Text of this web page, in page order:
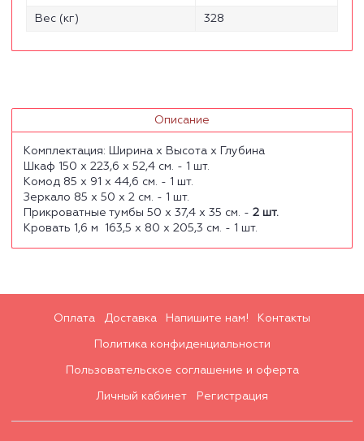
Вес (кг) 328
Описание
Комплектация: Ширина х Высота х Глубина
Шкаф 150 х 223,6 х 52,4 см. - 1 шт.
Комод 85 х 91 х 44,6 см. - 1 шт.
Зеркало 85 х 50 х 2 см. - 1 шт.
Прикроватные тумбы 50 х 37,4 х 35 см. - 2 шт.
Кровать 1,6 м 163,5 х 80 х 205,3 см. - 1 шт.
Оплата Доставка Напишите нам! Контакты
Политика конфиденциальности
Пользовательское соглашение и оферта
Личный кабинет Регистрация